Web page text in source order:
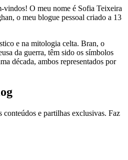
vindos! O meu nome é Sofia Teixeira
o meu blogue pessoal criado a 13
e na mitologia celta. Bran, o
da guerra, têm sido os símbolos
década, ambos representados por
e partilhas exclusivas. Faz